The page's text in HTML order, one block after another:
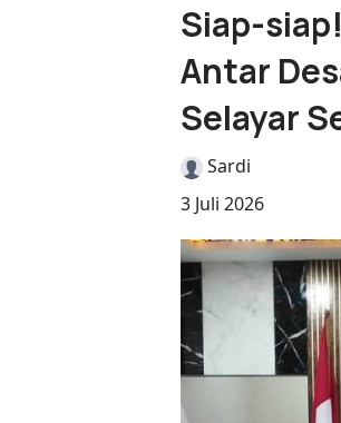
Siap-
Antar
Selayar
Sardi
3 Juli 2026